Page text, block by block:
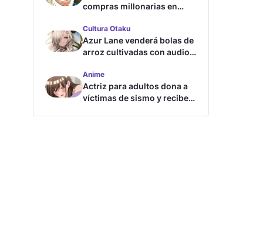
compras millonarias en
Cultura Otaku
Azur Lane venderá bolas de
arroz cultivadas con audios
Anime
Actriz para adultos dona a
víctimas de sismo y recibe